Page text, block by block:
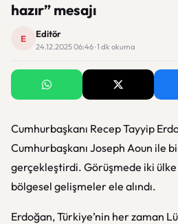
hazır” mesajı
E Editör
24.12.2025 06:46 · 1 dk okuma
Cumhurbaşkanı Recep Tayyip
Cumhurbaşkanı Joseph Aoun ile
gerçekleştirdi. Görüşmede iki
bölgesel gelişmeler ele alındı.
Erdoğan, Türkiye’nin her zaman